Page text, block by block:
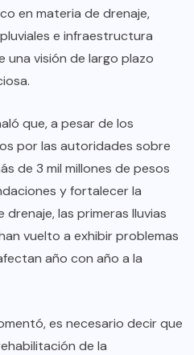
en materia de drenaje,
e infraestructura
una visión de largo plazo
que, a pesar de los
por las autoridades sobre
de 3 mil millones de pesos
y fortalecer la
las primeras lluvias
vuelto a exhibir problemas
año con año a la
es necesario decir que
de la